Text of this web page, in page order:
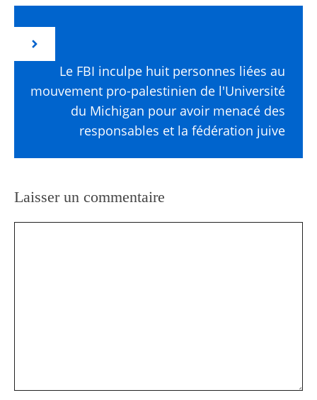
Le FBI inculpe huit personnes liées au
mouvement pro-palestinien de l'Université
du Michigan pour avoir menacé des
responsables et la fédération juive
Laisser un commentaire